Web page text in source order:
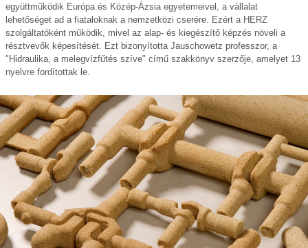
együttműködik Európa és Közép-Ázsia egyetemeivel, a vállalat
lehetőséget ad a fiataloknak a nemzetközi cserére. Ezért a HERZ
szolgáltatóként működik, mivel az alap- és kiegészítő képzés növeli a
résztvevők képesítését. Ezt bizonyította Jauschowetz professzor, a
"Hidraulika, a melegvízfűtés szíve" című szakkönyv szerzője, amelyet 13
nyelvre fordítottak le.